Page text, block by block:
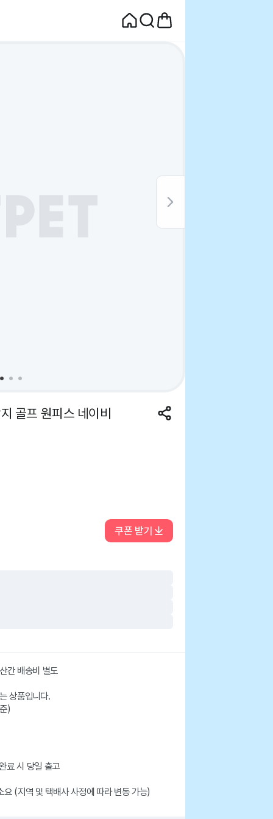
골프 원피스 네이비
쿠폰 받기
간 배송비 별도
상품입니다.
)
료 시 당일 출고
(지역 및 택배사 사정에 따라 변동 가능)